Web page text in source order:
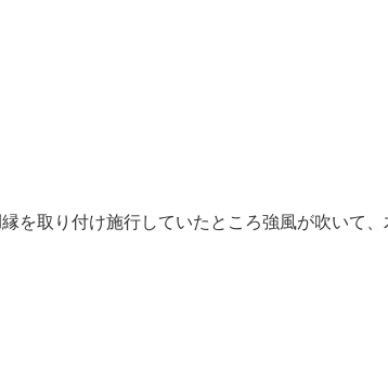
を取り付け施行していたところ強風が吹いて、